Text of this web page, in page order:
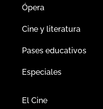
Ópera
Cine y literatura
Pases educativos
Especiales
El Cine